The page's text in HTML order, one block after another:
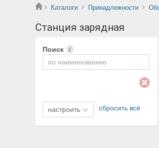
Каталоги Принадлежности
Станция зарядная
Поиск
настроить сбросить всё